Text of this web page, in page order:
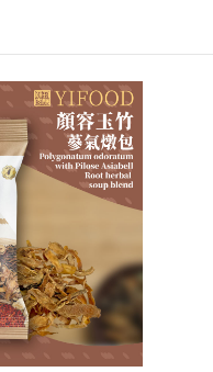
購物Oversea】滴